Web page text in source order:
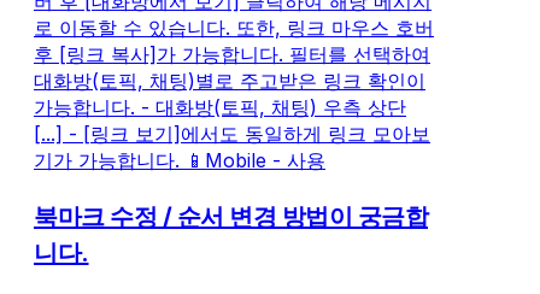
로 이동할 수 있습니다. 또한, 링크 마우스 호버
후 [링크 복사]가 가능합니다. 필터를 선택하여
대화방(토픽, 채팅)별로 주고받은 링크 확인이
가능합니다. - 대화방(토픽, 채팅) 우측 상단
[...] - [링크 보기]에서도 동일하게 링크 모아보
기가 가능합니다. 📱Mobile - 사용
북마크 수정 / 순서 변경 방법이 궁금합
니다.